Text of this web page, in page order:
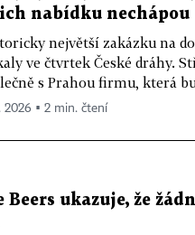
nabídku nechápou
největší zakázku na
ve čtvrtek České dráhy.
s Prahou firmu, která
2026 ▪ 2 min. čtení
ukazuje, že